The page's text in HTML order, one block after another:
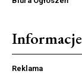
Informacje
Reklama